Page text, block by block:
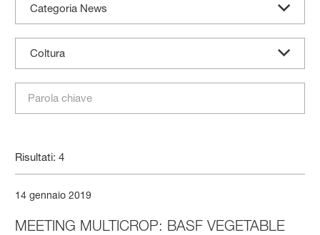
Categoria News
Coltura
Risultati: 4
14 gennaio 2019
MEETING MULTICROP: BASF VEGETABLE